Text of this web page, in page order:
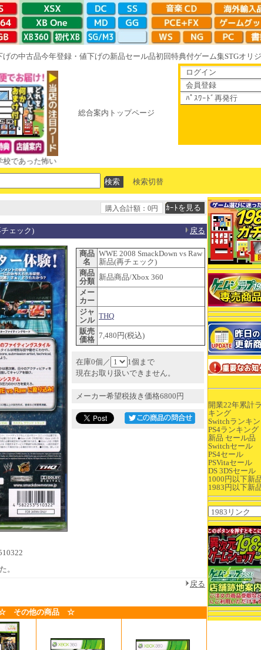
げの中古品今年登録・値下げの新品セール品初回特典付ゲーム集STGオリ
総合案内トップページ
怖い話と晦󠄀つきこもり ルート16R やがて散りゆく鏡の花へ 70年代風
ログイン
会員登録
ﾊﾟｽﾜｰﾄﾞ再発行
検索切替
開業22年累計
キング
Switchランキ
PS4ランキング
新品 セール品
Switchセール
PS4セール
PSVitaセール
DS 3DSセール
1000円以下新
1983円以下新
購入合計額：0円
チェック) 戻る
商品
名
WWE 2008 SmackDown vs Raw
新品(再チェック)
商品
分類 新品商品/Xbox 360
メー
カー
ジャ
ンル THQ
販売
価格 7,480円(税込)
在庫0個／
1個まで
現在お取り扱いできません。
メーカー希望税抜き価格6800円
。
戻る
その他の商品 ☆